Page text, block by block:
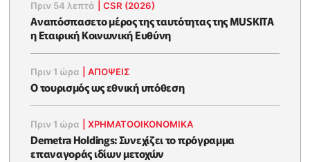
Πριν 54 λεπτά |CSR (2026)
Αναπόσπασετο μέρος της ταυτότητας της MUSKITA
η Εταιρική Κοινωνική Ευθύνη
Πριν 1 ώρα |ΑΠΌΨΕΙΣ
Ο τουρισμός ως εθνική υπόθεση
Πριν 1 ώρα |ΧΡΗΜΑΤΟΟΙΚΟΝΟΜΙΚΆ
Demetra Holdings: Συνεχίζει το πρόγραμμα
επαναγοράς ιδίων μετοχών